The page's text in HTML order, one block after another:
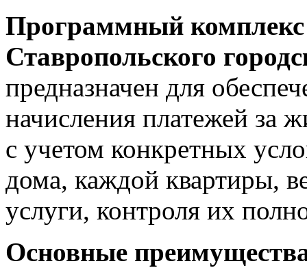
Программный
Ставропольского
предназначен для
начисления платежей за
с учетом конкретных
дома, каждой квартиры,
услуги, контроля их
Основные